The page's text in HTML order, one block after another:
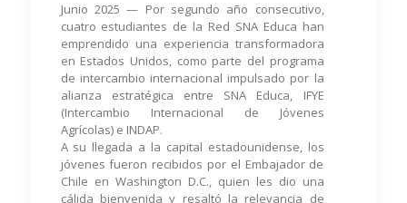
Junio 2025 — Por segundo año consecutivo,
cuatro estudiantes de la Red SNA Educa han
emprendido una experiencia transformadora
en Estados Unidos, como parte del programa
de intercambio internacional impulsado por la
alianza estratégica entre SNA Educa, IFYE
(Intercambio Internacional de Jóvenes
Agrícolas) e INDAP.
A su llegada a la capital estadounidense, los
jóvenes fueron recibidos por el Embajador de
Chile en Washington D.C., quien les dio una
cálida bienvenida y resaltó la relevancia de